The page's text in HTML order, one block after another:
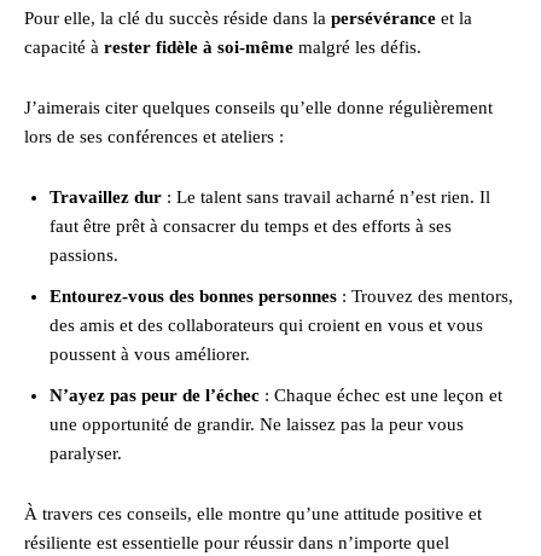
Pour elle, la clé du succès réside dans la persévérance et la
capacité à rester fidèle à soi-même malgré les défis.
J’aimerais citer quelques conseils qu’elle donne régulièrement
lors de ses conférences et ateliers :
Travaillez dur : Le talent sans travail acharné n’est rien. Il
faut être prêt à consacrer du temps et des efforts à ses
passions.
Entourez-vous des bonnes personnes : Trouvez des mentors,
des amis et des collaborateurs qui croient en vous et vous
poussent à vous améliorer.
N’ayez pas peur de l’échec : Chaque échec est une leçon et
une opportunité de grandir. Ne laissez pas la peur vous
paralyser.
À travers ces conseils, elle montre qu’une attitude positive et
résiliente est essentielle pour réussir dans n’importe quel